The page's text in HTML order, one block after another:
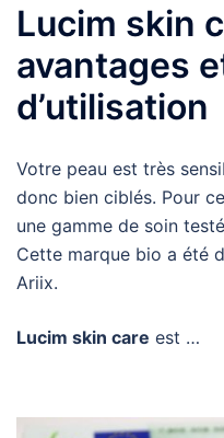
Lucim skin
avantages
d’utilisation
Votre peau est très
donc bien ciblés. Pour
une gamme de soin
Cette marque bio a été
Ariix.
Lucim skin care est …